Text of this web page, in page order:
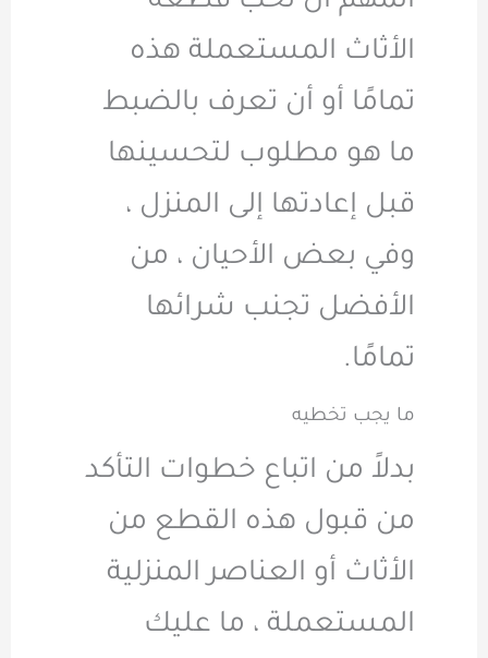
الأثاث المستعملة هذه
تمامًا أو أن تعرف بالضبط
ما هو مطلوب لتحسينها
قبل إعادتها إلى المنزل ،
وفي بعض الأحيان ، من
الأفضل تجنب شرائها
تمامًا.
ما يجب تخطيه
بدلاً من اتباع خطوات التأكد
من قبول هذه القطع من
الأثاث أو العناصر المنزلية
المستعملة ، ما عليك